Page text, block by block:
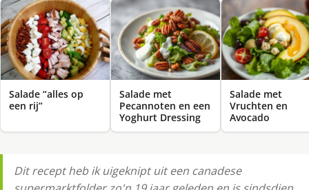
Salade “alles op
een rij”
Salade met
Pecannoten en een
Yoghurt Dressing
Salade met
Vruchten en
Avocado
Dit recept heb ik uigeknipt uit een canadese